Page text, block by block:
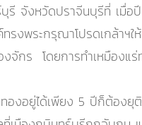
จังหวัดปราจีนบุรีที่ เมื่อ
รงพระกรุณาโปรดเกล้า
องจักร โดยการทำเหมือง
องอยู่ได้เพียง 5 ปีก็ต้องยุ